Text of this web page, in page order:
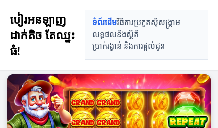
បៀរអនឡាញ
ដាក់តិច តែឈ្នះ
ធំ!
ទំព័រដើមវិធីការប្រកួតស៊ីសង្រ្គាម
លទ្ធផលនិងស្ថិតិ
ប្រាក់រង្វាន់ និងការផ្តល់ជូន